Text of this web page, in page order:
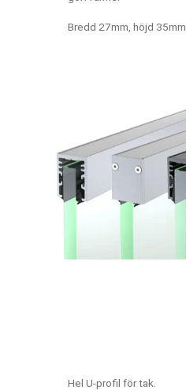
Bredd 27mm, höjd 35mm
Hel U-profil för tak.